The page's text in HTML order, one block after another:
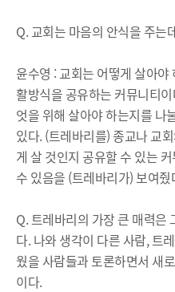
Q. 교회는 마음의 안식을 주는
윤수영 : 교회는 어떻게 살아
활방식을 공유하는 커뮤니티
엇을 위해 살아야 하는지를 나
있다. (트레바리를) 종교나 교
게 살 것인지 공유할 수 있는
수 있음을 (트레바리가) 보여
Q. 트레바리의 가장 큰 매력은
다. 나와 생각이 다른 사람, 트
웠을 사람들과 토론하면서 새
이다.